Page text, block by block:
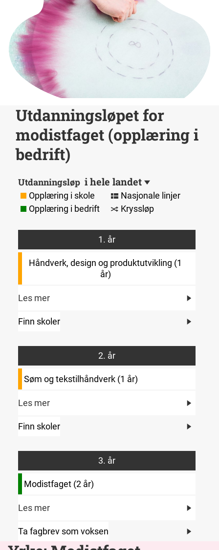
Utdanningsløpet for
modistfaget (opplæring i
bedrift)
Utdanningsløp i hele landet
Opplæring i skole
Nasjonale linjer
Opplæring i bedrift
Kryssløp
1. år
Håndverk, design og produktutvikling (1
år)
Les mer
Finn skoler
2. år
Søm og tekstilhåndverk (1 år)
Les mer
Finn skoler
3. år
Modistfaget (2 år)
Les mer
Ta fagbrev som voksen